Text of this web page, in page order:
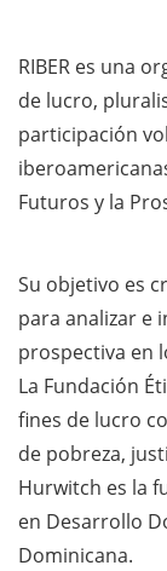
RIBER es una
de lucro,
participación
Futuros y la
Su objetivo es
para analizar e
prospectiva en
La Fundación
fines de lucro
de pobreza,
Hurwitch es la
en Desarrollo
Dominicana.